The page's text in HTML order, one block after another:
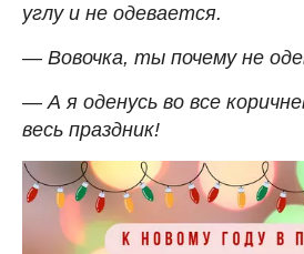
углу и не одевается.
— Вовочка, ты почему не
— А я оденусь во все
весь праздник!